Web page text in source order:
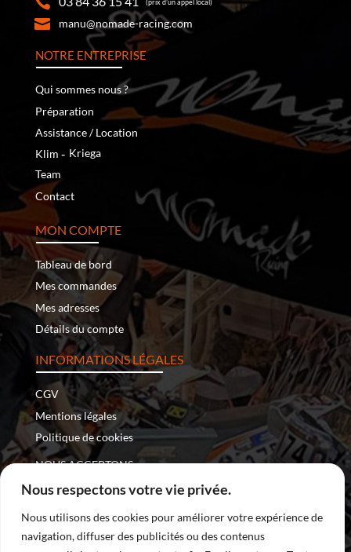
Nous respectons votre vie privée.
Nous utilisons des cookies pour améliorer votre expérience de
navigation, diffuser des publicités ou des contenus
(prix d’un appel local)
manu@nomade-racing.com
NOTRE ENTREPRISE
Qui sommes nous ?
Préparation
Assistance / Location
Klim ‐ Kriega
Team
Contact
MON COMPTE
Tableau de bord
Mes commandes
Mes adresses
Détails du compte
INFORMATIONS LÉGALES
CGV
Mentions légales
Politique de cookies
NOUS ACCEPTONS :